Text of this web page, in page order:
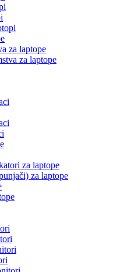
za laptope
za laptope
za laptope
za laptope